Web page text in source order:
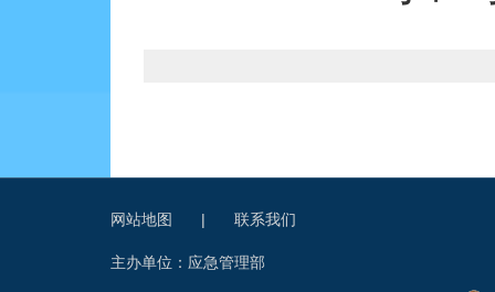
网站地图 | 联系我们
主办单位：应急管理部